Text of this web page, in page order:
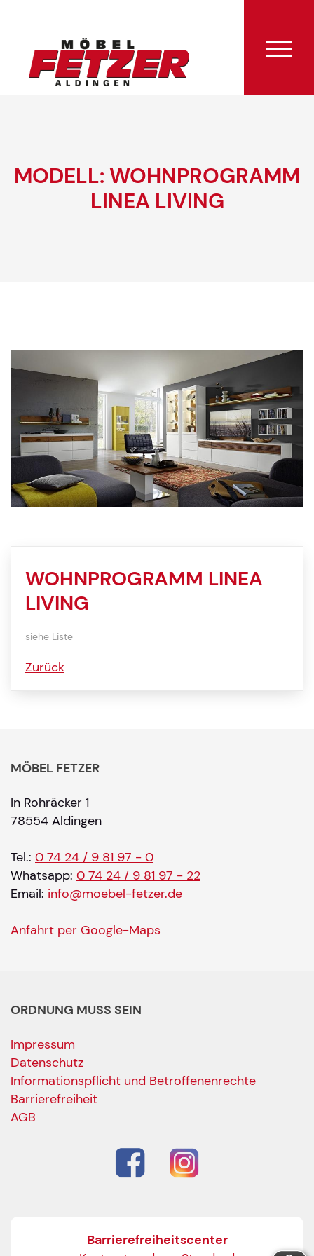
MODELL: WOHNPROGRAMM
LINEA LIVING
WOHNPROGRAMM LINEA
LIVING
siehe Liste
Zurück
MÖBEL FETZER
In Rohräcker 1
78554 Aldingen
Tel.: 0 74 24 / 9 81 97 - 0
Whatsapp: 0 74 24 / 9 81 97 - 22
Email: info@moebel-fetzer.de
Anfahrt per Google-Maps
ORDNUNG MUSS SEIN
Impressum
Datenschutz
Informationspflicht und Betroffenenrechte
Barrierefreiheit
AGB
Barrierefreiheitscenter